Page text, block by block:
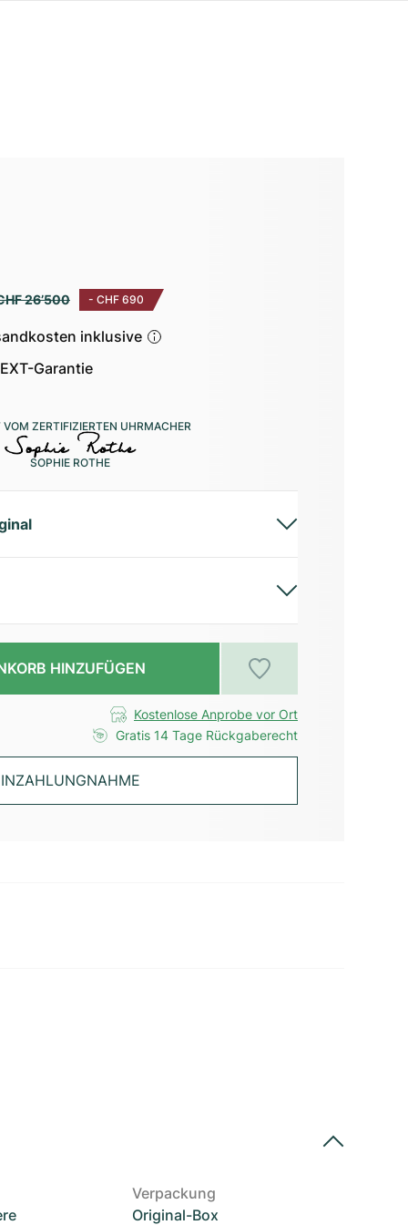
26’500 - CHF 690
inklusive
Garantie
VOM ZERTIFIZIERTEN UHRMACHER
SOPHIE ROTHE
HINZUFÜGEN
Kostenlose Anprobe vor Ort
Gratis 14 Tage Rückgaberecht
INZAHLUNGNAHME
Verpackung
Original-Box